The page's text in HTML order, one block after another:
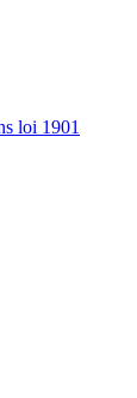
loi 1901